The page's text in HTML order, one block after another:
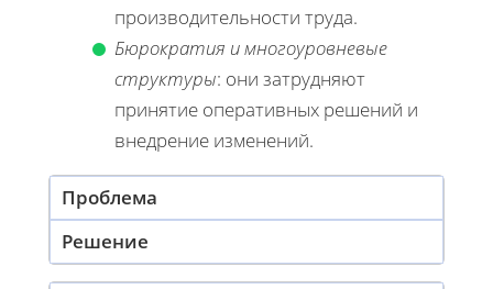
производительности труда.
Бюрократия и многоуровневые
структуры: они затрудняют
принятие оперативных решений и
внедрение изменений.
Проблема
Решение